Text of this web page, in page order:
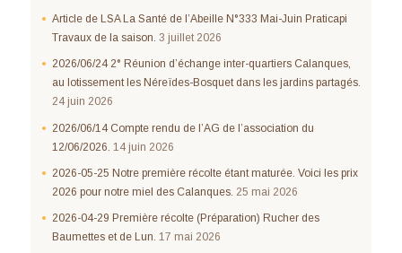
Article de LSA La Santé de l’Abeille N°333 Mai-Juin Praticapi
Travaux de la saison. 3 juillet 2026
2026/06/24 2° Réunion d’échange inter-quartiers Calanques,
au lotissement les Néreïdes-Bosquet dans les jardins partagés.
24 juin 2026
2026/06/14 Compte rendu de l’AG de l’association du
12/06/2026. 14 juin 2026
2026-05-25 Notre première récolte étant maturée. Voici les prix
2026 pour notre miel des Calanques. 25 mai 2026
2026-04-29 Première récolte (Préparation) Rucher des
Baumettes et de Lun. 17 mai 2026